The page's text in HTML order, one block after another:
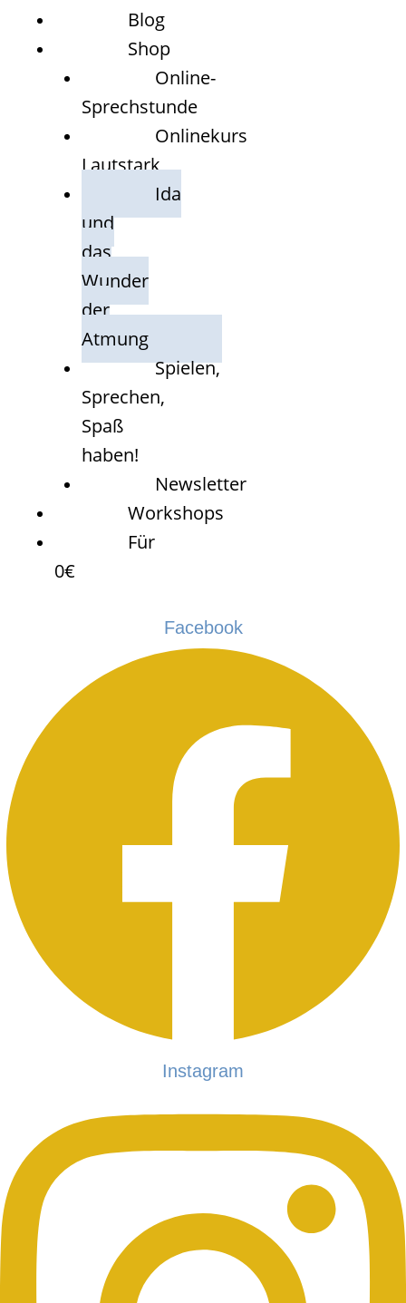
Blog
Shop
Online-
Sprechstunde
Onlinekurs
Lautstark
Ida
und
das
Wunder
der
Atmung
Spielen,
Sprechen,
Spaß
haben!
Newsletter
Workshops
Für
0€
Facebook
Instagram